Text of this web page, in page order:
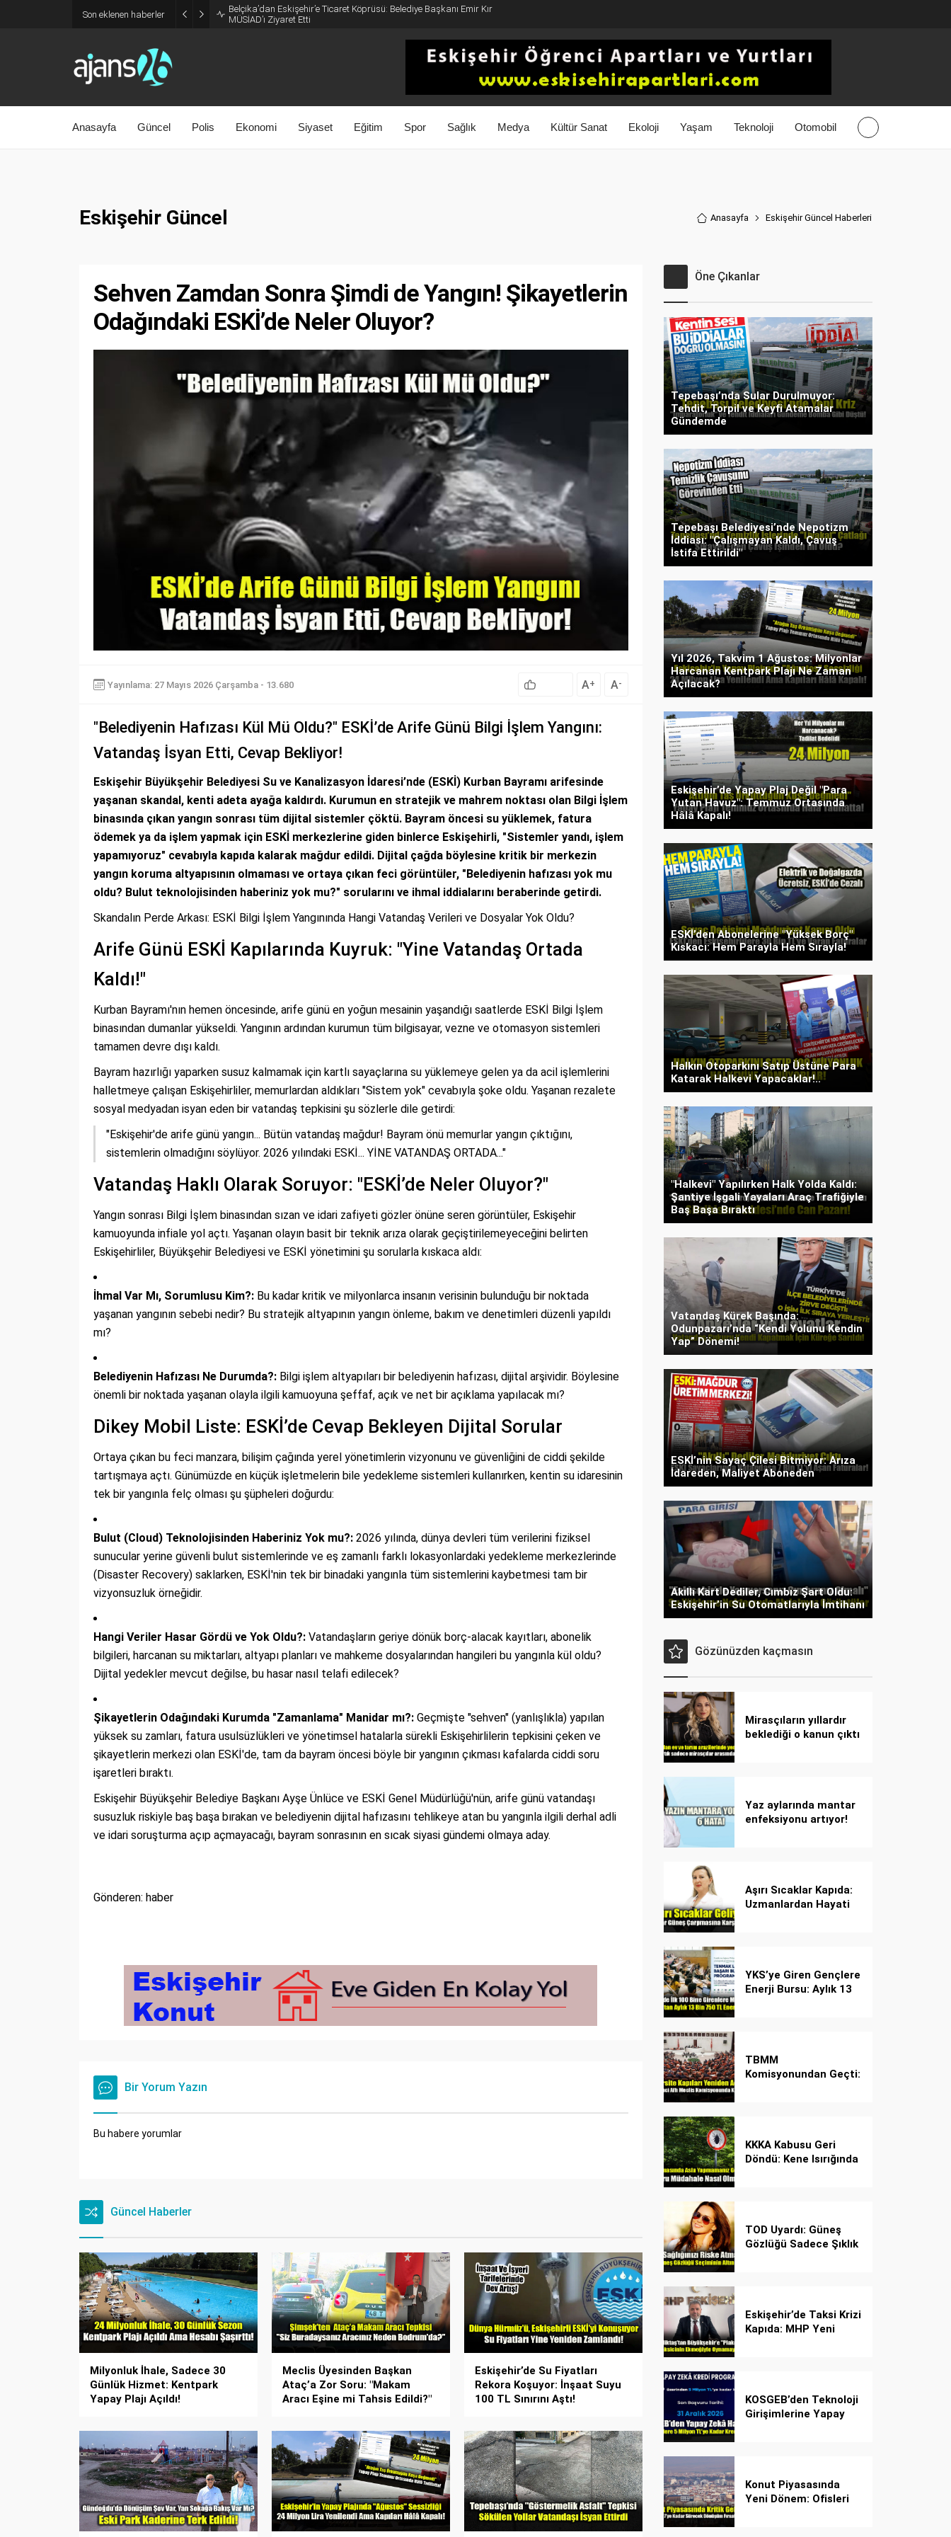
Son eklenen haberler
Belçika’dan Eskişehir’e Ticaret Köprüsü: Belediye Başkanı Emir Kır
MÜSİAD’ı Ziyaret Etti
Anasayfa Güncel Polis Ekonomi Siyaset Eğitim Spor Sağlık Medya Kültür Sanat Ekoloji Yaşam Teknoloji Otomobil
Eskişehir Güncel Anasayfa Eskişehir Güncel Haberleri
Sehven Zamdan Sonra Şimdi de Yangın! Şikayetlerin
Odağındaki ESKİ’de Neler Oluyor?
Yayınlama: 27 Mayıs 2026 Çarşamba - 13.680 A+ A-
"Belediyenin Hafızası Kül Mü Oldu?" ESKİ’de Arife Günü Bilgi İşlem Yangını:
Vatandaş İsyan Etti, Cevap Bekliyor!
Eskişehir Büyükşehir Belediyesi Su ve Kanalizasyon İdaresi’nde (ESKİ) Kurban Bayramı arifesinde
yaşanan skandal, kenti adeta ayağa kaldırdı. Kurumun en stratejik ve mahrem noktası olan Bilgi İşlem
binasında çıkan yangın sonrası tüm dijital sistemler çöktü. Bayram öncesi su yüklemek, fatura
ödemek ya da işlem yapmak için ESKİ merkezlerine giden binlerce Eskişehirli, "Sistemler yandı, işlem
yapamıyoruz" cevabıyla kapıda kalarak mağdur edildi. Dijital çağda böylesine kritik bir merkezin
yangın koruma altyapısının olmaması ve ortaya çıkan feci görüntüler, "Belediyenin hafızası yok mu
oldu? Bulut teknolojisinden haberiniz yok mu?" sorularını ve ihmal iddialarını beraberinde getirdi.
Skandalın Perde Arkası: ESKİ Bilgi İşlem Yangınında Hangi Vatandaş Verileri ve Dosyalar Yok Oldu?
Arife Günü ESKİ Kapılarında Kuyruk: "Yine Vatandaş Ortada
Kaldı!"
Kurban Bayramı'nın hemen öncesinde, arife günü en yoğun mesainin yaşandığı saatlerde ESKİ Bilgi İşlem
binasından dumanlar yükseldi. Yangının ardından kurumun tüm bilgisayar, vezne ve otomasyon sistemleri
tamamen devre dışı kaldı.
Bayram hazırlığı yaparken susuz kalmamak için kartlı sayaçlarına su yüklemeye gelen ya da acil işlemlerini
halletmeye çalışan Eskişehirliler, memurlardan aldıkları "Sistem yok" cevabıyla şoke oldu. Yaşanan rezalete
sosyal medyadan isyan eden bir vatandaş tepkisini şu sözlerle dile getirdi:
"Eskişehir'de arife günü yangın... Bütün vatandaş mağdur! Bayram önü memurlar yangın çıktığını,
sistemlerin olmadığını söylüyor. 2026 yılındaki ESKİ... YİNE VATANDAŞ ORTADA..."
Vatandaş Haklı Olarak Soruyor: "ESKİ’de Neler Oluyor?"
Yangın sonrası Bilgi İşlem binasından sızan ve idari zafiyeti gözler önüne seren görüntüler, Eskişehir
kamuoyunda infiale yol açtı. Yaşanan olayın basit bir teknik arıza olarak geçiştirilemeyeceğini belirten
Eskişehirliler, Büyükşehir Belediyesi ve ESKİ yönetimini şu sorularla kıskaca aldı:
İhmal Var Mı, Sorumlusu Kim?: Bu kadar kritik ve milyonlarca insanın verisinin bulunduğu bir noktada
yaşanan yangının sebebi nedir? Bu stratejik altyapının yangın önleme, bakım ve denetimleri düzenli yapıldı
mı?
Belediyenin Hafızası Ne Durumda?: Bilgi işlem altyapıları bir belediyenin hafızası, dijital arşividir. Böylesine
önemli bir noktada yaşanan olayla ilgili kamuoyuna şeffaf, açık ve net bir açıklama yapılacak mı?
Dikey Mobil Liste: ESKİ’de Cevap Bekleyen Dijital Sorular
Ortaya çıkan bu feci manzara, bilişim çağında yerel yönetimlerin vizyonunu ve güvenliğini de ciddi şekilde
tartışmaya açtı. Günümüzde en küçük işletmelerin bile yedekleme sistemleri kullanırken, kentin su idaresinin
tek bir yangınla felç olması şu şüpheleri doğurdu:
Bulut (Cloud) Teknolojisinden Haberiniz Yok mu?: 2026 yılında, dünya devleri tüm verilerini fiziksel
sunucular yerine güvenli bulut sistemlerinde ve eş zamanlı farklı lokasyonlardaki yedekleme merkezlerinde
(Disaster Recovery) saklarken, ESKİ'nin tek bir binadaki yangınla tüm sistemlerini kaybetmesi tam bir
vizyonsuzluk örneğidir.
Hangi Veriler Hasar Gördü ve Yok Oldu?: Vatandaşların geriye dönük borç-alacak kayıtları, abonelik
bilgileri, harcanan su miktarları, altyapı planları ve mahkeme dosyalarından hangileri bu yangınla kül oldu?
Dijital yedekler mevcut değilse, bu hasar nasıl telafi edilecek?
Şikayetlerin Odağındaki Kurumda "Zamanlama" Manidar mı?: Geçmişte "sehven" (yanlışlıkla) yapılan
yüksek su zamları, fatura usulsüzlükleri ve yönetimsel hatalarla sürekli Eskişehirlilerin tepkisini çeken ve
şikayetlerin merkezi olan ESKİ'de, tam da bayram öncesi böyle bir yangının çıkması kafalarda ciddi soru
işaretleri bıraktı.
Eskişehir Büyükşehir Belediye Başkanı Ayşe Ünlüce ve ESKİ Genel Müdürlüğü'nün, arife günü vatandaşı
susuzluk riskiyle baş başa bırakan ve belediyenin dijital hafızasını tehlikeye atan bu yangınla ilgili derhal adli
ve idari soruşturma açıp açmayacağı, bayram sonrasının en sıcak siyasi gündemi olmaya aday.
Gönderen: haber
Bir Yorum Yazın
Bu habere yorumlar
Güncel Haberler
Milyonluk İhale, Sadece 30
Günlük Hizmet: Kentpark
Yapay Plajı Açıldı!
Meclis Üyesinden Başkan
Ataç’a Zor Soru: "Makam
Aracı Eşine mi Tahsis Edildi?"
Eskişehir’de Su Fiyatları
Rekora Koşuyor: İnşaat Suyu
100 TL Sınırını Aştı!
Öne Çıkanlar
Tepebaşı’nda Sular Durulmuyor:
Tehdit, Torpil ve Keyfi Atamalar
Gündemde
Tepebaşı Belediyesi’nde Nepotizm
İddiası: "Çalışmayan Kaldı, Çavuş
İstifa Ettirildi"
Yıl 2026, Takvim 1 Ağustos: Milyonlar
Harcanan Kentpark Plajı Ne Zaman
Açılacak?
Eskişehir’de Yapay Plaj Değil "Para
Yutan Havuz": Temmuz Ortasında
Hâlâ Kapalı!
ESKİ’den Abonelerine "Yüksek Borç"
Kıskacı: Hem Parayla Hem Sırayla!
Halkın Otoparkını Satıp Üstüne Para
Katarak Halkevi Yapacaklar!..
"Halkevi" Yapılırken Halk Yolda Kaldı:
Şantiye İşgali Yayaları Araç Trafiğiyle
Baş Başa Bıraktı
Vatandaş Kürek Başında:
Odunpazarı’nda “Kendi Yolunu Kendin
Yap” Dönemi!
ESKİ’nin Sayaç Çilesi Bitmiyor: Arıza
İdareden, Maliyet Aboneden
Akıllı Kart Dediler, Cımbız Şart Oldu:
Eskişehir’in Su Otomatlarıyla İmtihanı
Gözünüzden kaçmasın
Mirasçıların yıllardır
beklediği o kanun çıktı
Yaz aylarında mantar
enfeksiyonu artıyor!
Aşırı Sıcaklar Kapıda:
Uzmanlardan Hayati
YKS’ye Giren Gençlere
Enerji Bursu: Aylık 13
TBMM
Komisyonundan Geçti:
KKKA Kabusu Geri
Döndü: Kene Isırığında
TOD Uyardı: Güneş
Gözlüğü Sadece Şıklık
Eskişehir’de Taksi Krizi
Kapıda: MHP Yeni
KOSGEB’den Teknoloji
Girişimlerine Yapay
Konut Piyasasında
Yeni Dönem: Ofisleri